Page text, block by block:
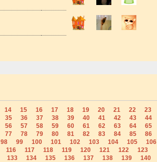
14 15 16 17 18 19 20 21 22
23
35 36 37 38 39 40 41 42 43
44
56 57 58 59 60 61 62 63 64
65
77 78 79 80 81 82 83 84 85
86
98 99 100 101 102 103 104 105
106
116 117 118 119 120 121 122
123
133 134 135 136 137 138 139
140